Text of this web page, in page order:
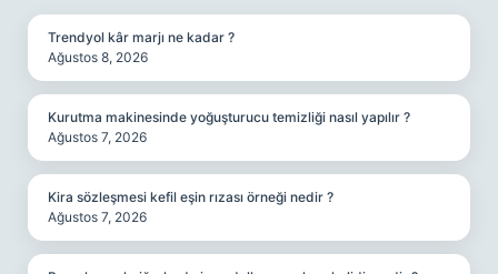
Trendyol kâr marjı ne kadar ?
Ağustos 8, 2026
Kurutma makinesinde yoğuşturucu temizliği nasıl yapılır ?
Ağustos 7, 2026
Kira sözleşmesi kefil eşin rızası örneği nedir ?
Ağustos 7, 2026